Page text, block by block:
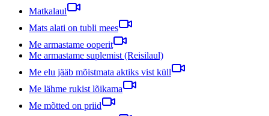
Matkalaul
Mats alati on tubli mees
Me armastame ooperit
Me armastame suplemist (Reisilaul)
Me elu jääb mõistmata aktiks vist küll
Me lähme rukist lõikama
Me mõtted on priid